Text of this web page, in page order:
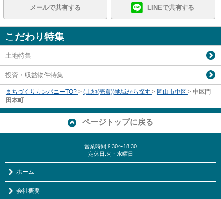
メールで共有する LINEで共有する
こだわり特集
土地特集
投資・収益物件特集
まちづくりカンパニーTOP > (土地(売買))地域から探す > 岡山市中区 > 中区門
田本町
ページトップに戻る
営業時間:9:30〜18:30
定休日:火・水曜日
ホーム
会社概要